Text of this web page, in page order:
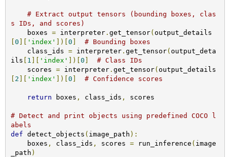
# Extract output tensors (bounding boxes, clas
s IDs, and scores)
    boxes
= interpreter. get_tensor( output_details
0 'index' ])[ 0
# Bounding boxes
    class_ids
= interpreter. get_tensor( output_deta
ils
1 'index' ])[ 0
# Class IDs
    scores
= interpreter. get_tensor( output_details
2 'index' ])[ 0 # Confidence scores
return boxes , class_ids , scores
# Detect and print objects using predefined COCO l
abels
def detect_objects ( image_path ):
    boxes
, class_ids , scores = run_inference ( image
_path )